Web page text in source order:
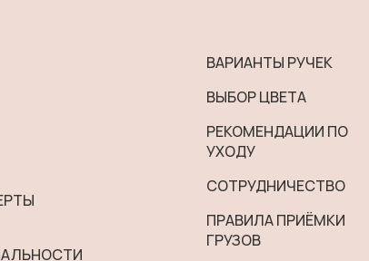
ВАРИАНТЫ РУЧЕК
ВЫБОР ЦВЕТА
РЕКОМЕНДАЦИИ ПО
УХОДУ
СОТРУДНИЧЕСТВО
ПРАВИЛА ПРИЁМКИ
ГРУЗОВ